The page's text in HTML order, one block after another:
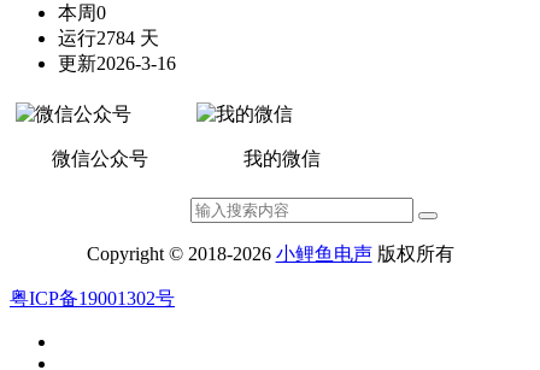
本周0
运行2784 天
更新2026-3-16
微信公众号 我的微信
Copyright © 2018-2026 小鲤鱼电声版权所有
粤ICP备19001302号